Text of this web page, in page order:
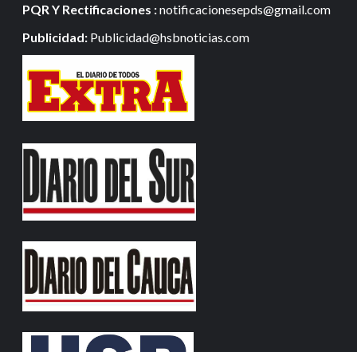
PQR Y Rectificaciones :notificacionesepds@gmail.com
Publicidad: Publicidad@hsbnoticias.com